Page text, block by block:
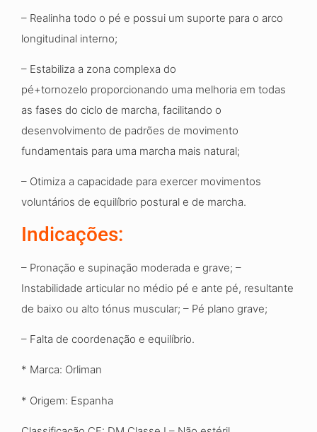
– Realinha todo o pé e possui um suporte para o arco
longitudinal interno;
– Estabiliza a zona complexa do
pé+tornozelo proporcionando uma melhoria em todas
as fases do ciclo de marcha, facilitando o
desenvolvimento de padrões de movimento
fundamentais para uma marcha mais natural;
– Otimiza a capacidade para exercer movimentos
voluntários de equilíbrio postural e de marcha.
Indicações:
– Pronação e supinação moderada e grave; –
Instabilidade articular no médio pé e ante pé, resultante
de baixo ou alto tónus muscular; – Pé plano grave;
– Falta de coordenação e equilíbrio.
* Marca: Orliman
* Origem: Espanha